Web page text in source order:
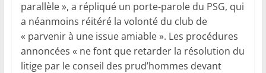
parallèle », a répliqué un porte-parole du PSG, qui
a néanmoins réitéré la volonté du club de
« parvenir à une issue amiable ». Les procédures
annoncées « ne font que retarder la résolution du
litige par le conseil des prud’hommes devant